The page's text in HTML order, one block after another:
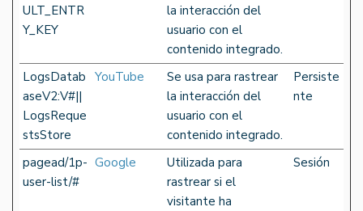
ULT_ENTR
Y_KEY
la interacción del
usuario con el
contenido integrado.
LogsDatab
aseV2:V#||
LogsReque
stsStore
YouTube
Se usa para rastrear
la interacción del
usuario con el
contenido integrado.
Persiste
nte
pagead/1p-
user-list/#
Google
Utilizada para
rastrear si el
visitante ha
Sesión